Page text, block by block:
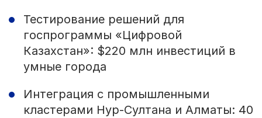
Тестирование решений для
госпрограммы «Цифровой
Казахстан»: $220 млн инвестиций в
умные города
Интеграция с промышленными
кластерами Нур-Султана и Алматы: 40